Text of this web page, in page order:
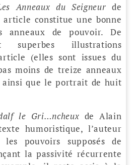
Anneaux du Seigneur de
article constitue une bonne
anneaux de pouvoir. De
superbes illustrations
(elles sont issues du
moins de treize anneaux
ainsi que le portrait de huit
le Gri…ncheux de Alain
humoristique, l’auteur
pouvoirs supposés de
la passivité récurrente